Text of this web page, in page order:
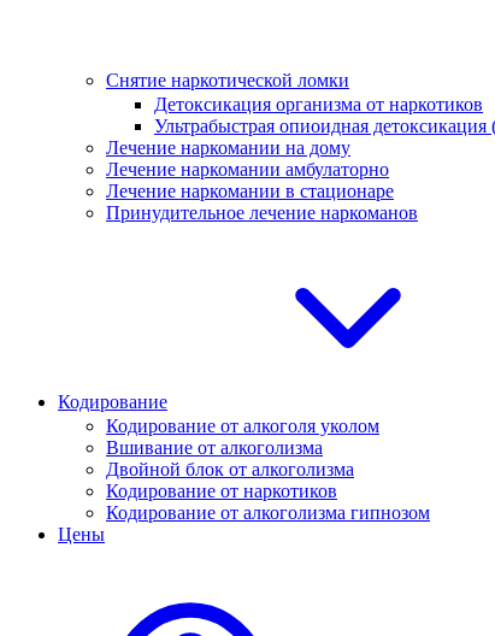
Снятие наркотической ломки
Детоксикация организма от наркотиков
Ультрабыстрая опиоидная
Лечение наркомании на дому
Лечение наркомании амбулаторно
Лечение наркомании в стационаре
Принудительное лечение наркоманов
Кодирование
Кодирование от алкоголя уколом
Вшивание от алкоголизма
Двойной блок от алкоголизма
Кодирование от наркотиков
Кодирование от алкоголизма гипнозом
Цены